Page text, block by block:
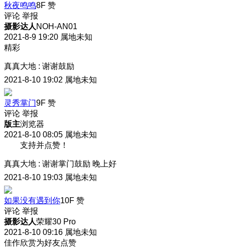
秋夜鸣鸣8F 赞
评论 举报
摄影达人 NOH-AN01
2021-8-9 19:20 属地未知
精彩
真真大地 : 谢谢鼓励
2021-8-10 19:02 属地未知
灵秀掌门9F 赞
评论 举报
版主浏览器
2021-8-10 08:05 属地未知
支持并点赞！
真真大地 : 谢谢掌门鼓励 晚上好
2021-8-10 19:03 属地未知
如果没有遇到你10F 赞
评论 举报
摄影达人荣耀30 Pro
2021-8-10 09:16 属地未知
佳作欣赏为好友点赞